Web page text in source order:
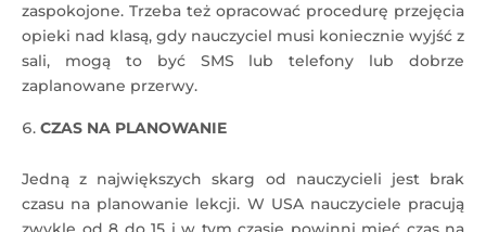
zaspokojone. Trzeba też opracować procedurę przejęcia
opieki nad klasą, gdy nauczyciel musi koniecznie wyjść z
sali, mogą to być SMS lub telefony lub dobrze
zaplanowane przerwy.
CZAS NA PLANOWANIE
Jedną z największych skarg od nauczycieli jest brak
czasu na planowanie lekcji. W USA nauczyciele pracują